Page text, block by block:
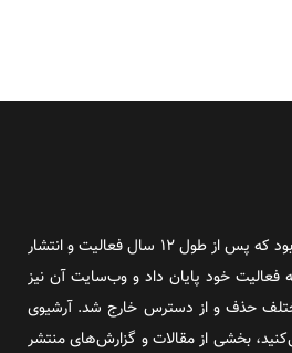
روز آنلاین روزنامه‌ای اینترنتی بود که پس از طول ۱۲ سال فعالیت و انتشار
شماره، در سال ۲۰۱۶ به فعالیت خود پایان داد و وب‌سایت آن نیز
حذف و از دسترس خارج شد. آرشیوی
بخشی از مقالات و گزارش‌های منتشر